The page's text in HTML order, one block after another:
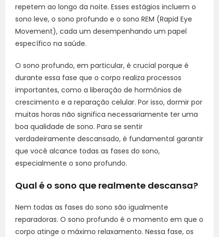
repetem ao longo da noite. Esses estágios incluem o
sono leve, o sono profundo e o sono REM (Rapid Eye
Movement), cada um desempenhando um papel
específico na saúde.
O sono profundo, em particular, é crucial porque é
durante essa fase que o corpo realiza processos
importantes, como a liberação de hormônios de
crescimento e a reparação celular. Por isso, dormir por
muitas horas não significa necessariamente ter uma
boa qualidade de sono. Para se sentir
verdadeiramente descansado, é fundamental garantir
que você alcance todas as fases do sono,
especialmente o sono profundo.
Qual é o sono que realmente descansa?
Nem todas as fases do sono são igualmente
reparadoras. O sono profundo é o momento em que o
corpo atinge o máximo relaxamento. Nessa fase, os